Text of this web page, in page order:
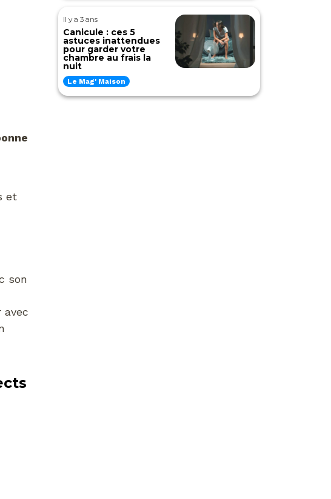
et
son
Il y a 3 ans
Canicule : ces 5
astuces inattendues
pour garder votre
chambre au frais la
nuit
Le Mag' Maison